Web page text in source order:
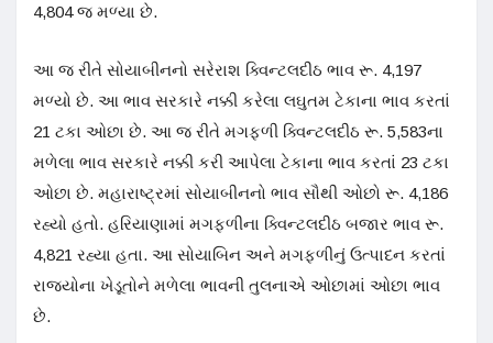
4,804 જ મળ્યા છે.
આ જ રીતે સોયાબીનનો સરેરાશ ક્વિન્ટલદીઠ ભાવ રૂ. 4,197
મળ્યો છે. આ ભાવ સરકારે નક્કી કરેલા લઘુતમ ટેકાના ભાવ કરતાં
21 ટકા ઓછા છે. આ જ રીતે મગફળી ક્વિન્ટલદીઠ રૂ. 5,583ના
મળેલા ભાવ સરકારે નક્કી કરી આપેલા ટેકાના ભાવ કરતાં 23 ટકા
ઓછા છે. મહારાષ્ટ્રમાં સોયાબીનનો ભાવ સૌથી ઓછો રૂ. 4,186
રહ્યો હતો. હરિયાણામાં મગફળીના ક્વિન્ટલદીઠ બજાર ભાવ રૂ.
4,821 રહ્યા હતા. આ સોયાબિન અને મગફળીનું ઉત્પાદન કરતાં
રાજ્યોના ખેડૂતોને મળેલા ભાવની તુલનાએ ઓછામાં ઓછા ભાવ
છે.